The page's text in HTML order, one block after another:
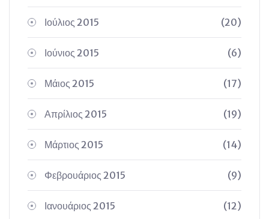
Ιούλιος 2015 (20)
Ιούνιος 2015 (6)
Μάιος 2015 (17)
Απρίλιος 2015 (19)
Μάρτιος 2015 (14)
Φεβρουάριος 2015 (9)
Ιανουάριος 2015 (12)